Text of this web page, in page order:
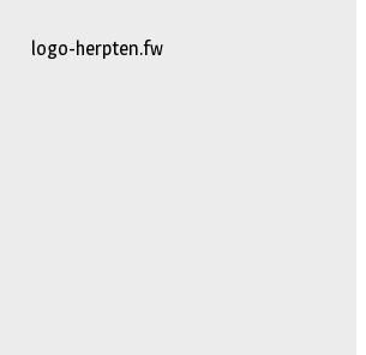
logo-herpten.fw